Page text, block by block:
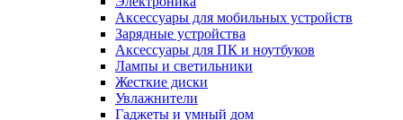
Аксессуары для мобильных устройств
Зарядные устройства
Аксессуары для ПК и ноутбуков
Лампы и светильники
Жесткие диски
Увлажнители
Гаджеты и умный дом